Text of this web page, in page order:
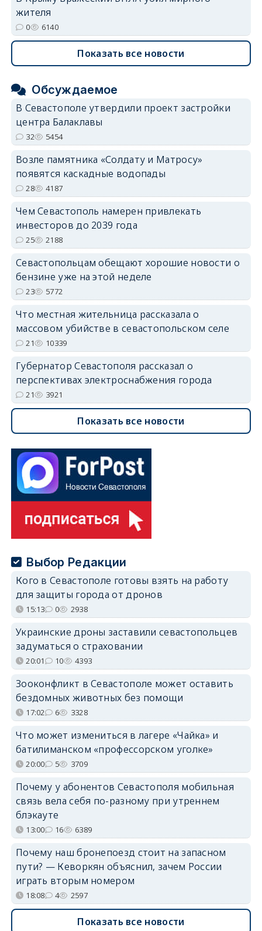
жителя
0 6140
Показать все новости
Обсуждаемое
В Севастополе утвердили проект застройки
центра Балаклавы
32 5454
Возле памятника «Солдату и Матросу»
появятся каскадные водопады
28 4187
Чем Севастополь намерен привлекать
инвесторов до 2039 года
25 2188
Севастопольцам обещают хорошие новости о
бензине уже на этой неделе
23 5772
Что местная жительница рассказала о
массовом убийстве в севастопольском селе
21 10339
Губернатор Севастополя рассказал о
перспективах электроснабжения города
21 3921
Показать все новости
Выбор Редакции
Кого в Севастополе готовы взять на работу
для защиты города от дронов
15:13 0 2938
Украинские дроны заставили севастопольцев
задуматься о страховании
20:01 10 4393
Зооконфликт в Севастополе может оставить
бездомных животных без помощи
17:02 6 3328
Что может измениться в лагере «Чайка» и
батилиманском «профессорском уголке»
20:00 5 3709
Почему у абонентов Севастополя мобильная
связь вела себя по-разному при утреннем
блэкауте
13:00 16 6389
Почему наш бронепоезд стоит на запасном
пути? — Кеворкян объяснил, зачем России
играть вторым номером
18:08 4 2597
Показать все новости